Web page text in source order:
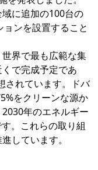
に追加の100台の
ンを設置すること
界で最も広範な集
で完成予定であ
されています。ドバ
をクリーンな源か
年のエネルギー
。これらの取り組
しています。